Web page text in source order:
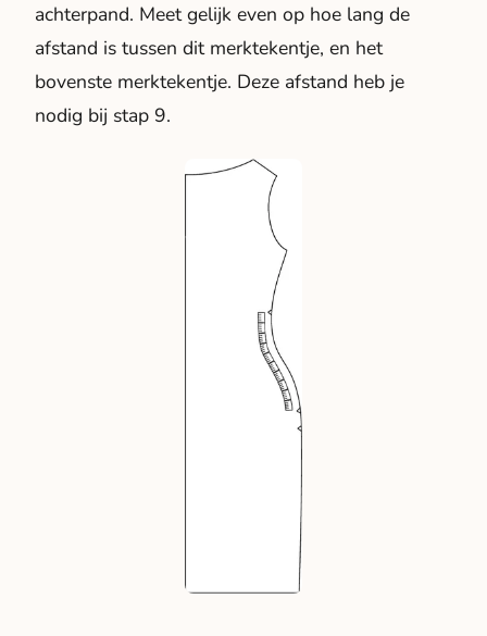
achterpand. Meet gelijk even op hoe lang de
afstand is tussen dit merktekentje, en het
bovenste merktekentje. Deze afstand heb je
nodig bij stap 9.